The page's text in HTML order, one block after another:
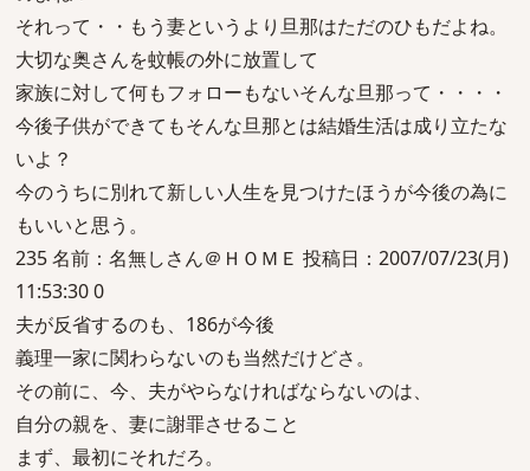
それって・・もう妻というより旦那はただのひもだよね。
大切な奥さんを蚊帳の外に放置して
家族に対して何もフォローもないそんな旦那って・・・・
今後子供ができてもそんな旦那とは結婚生活は成り立たな
いよ？
今のうちに別れて新しい人生を見つけたほうが今後の為に
もいいと思う。
235 名前：名無しさん＠ＨＯＭＥ 投稿日：2007/07/23(月)
11:53:30 0
夫が反省するのも、186が今後
義理一家に関わらないのも当然だけどさ。
その前に、今、夫がやらなければならないのは、
自分の親を、妻に謝罪させること
まず、最初にそれだろ。